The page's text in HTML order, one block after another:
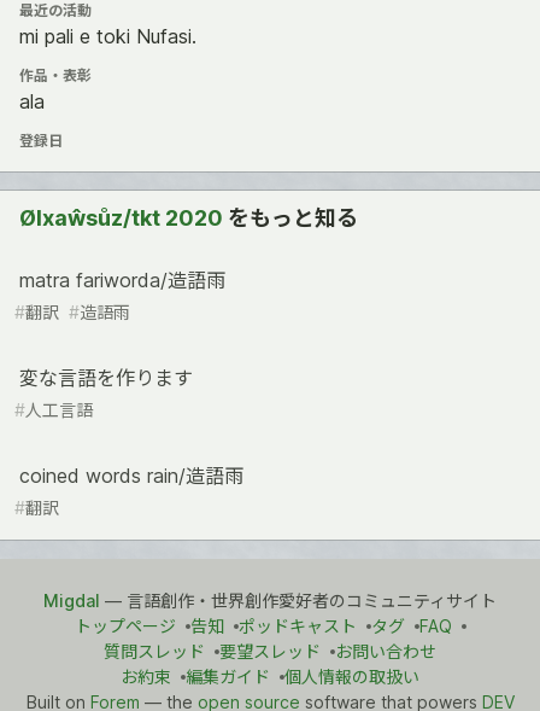
最近の活動
mi pali e toki Nufasi.
作品・表彰
ala
登録日
Ølxaŵsůz/tkt 2020 をもっと知る
matra fariworda/造語雨
#翻訳 #造語雨
変な言語を作ります
#人工言語
coined words rain/造語雨
#翻訳
Migdal — 言語創作・世界創作愛好者のコミュニティサイト
トップページ
告知 ポッドキャスト タグ
FAQ
質問スレッド
要望スレッド
お問い合わせ
お約束
編集ガイド
個人情報の取扱い
Built on Forem — the open source software that powers DEV